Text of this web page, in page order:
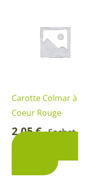
Carotte Colmar à
Coeur Rouge
2,05€-Sachet